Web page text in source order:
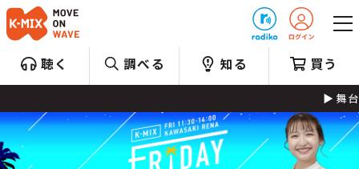
聴く 調べる 知る 買う
舞台やミ